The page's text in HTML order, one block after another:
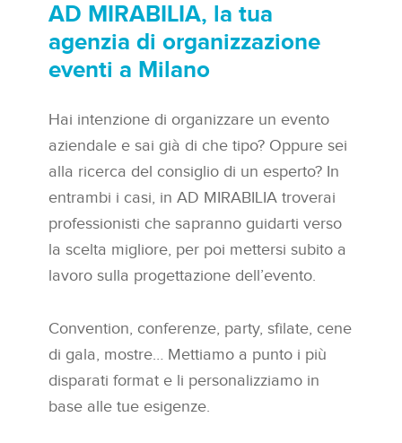
AD MIRABILIA, la tua
agenzia di organizzazione
eventi a Milano
Hai intenzione di organizzare un evento
aziendale e sai già di che tipo? Oppure sei
alla ricerca del consiglio di un esperto? In
entrambi i casi, in AD MIRABILIA troverai
professionisti che sapranno guidarti verso
la scelta migliore, per poi mettersi subito a
lavoro sulla progettazione dell’evento.
Convention, conferenze, party, sfilate, cene
di gala, mostre… Mettiamo a punto i più
disparati format e li personalizziamo in
base alle tue esigenze.